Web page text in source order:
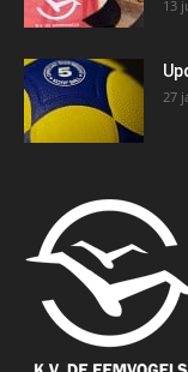
13
27